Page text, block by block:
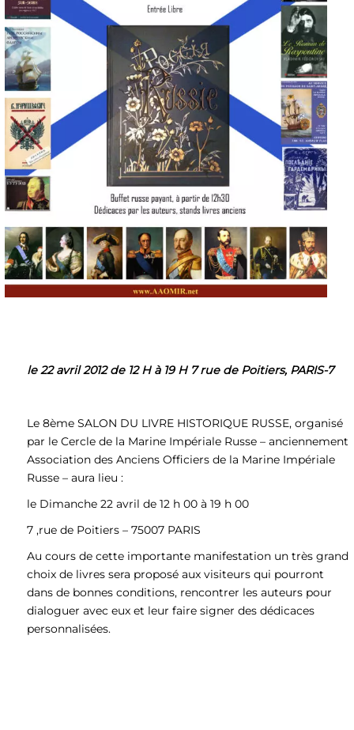
le 22 avril 2012 de 12 H à 19 H 7 rue de Poitiers, PARIS-7
Le 8ème SALON DU LIVRE HISTORIQUE RUSSE, organisé
par le Cercle de la Marine Impériale Russe – anciennement
Association des Anciens Officiers de la Marine Impériale
Russe – aura lieu :
le Dimanche 22 avril de 12 h 00 à 19 h 00
7 ,rue de Poitiers – 75007 PARIS
Au cours de cette importante manifestation un très grand
choix de livres sera proposé aux visiteurs qui pourront
dans de bonnes conditions, rencontrer les auteurs pour
dialoguer avec eux et leur faire signer des dédicaces
personnalisées.